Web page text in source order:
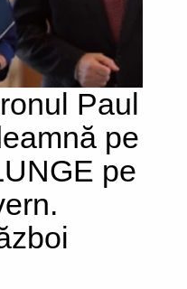
Paul
pe
pe